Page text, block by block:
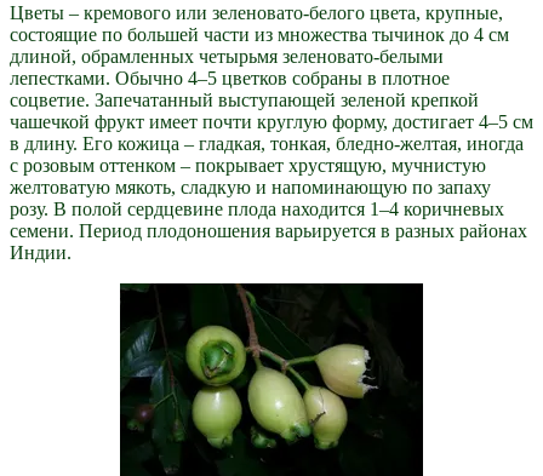
Цветы – кремового или зеленовато-белого цвета, крупные,
состоящие по большей части из множества тычинок до 4 см
длиной, обрамленных четырьмя зеленовато-белыми
лепестками. Обычно 4–5 цветков собраны в плотное
соцветие. Запечатанный выступающей зеленой крепкой
чашечкой фрукт имеет почти круглую форму, достигает 4–5 см
в длину. Его кожица – гладкая, тонкая, бледно-желтая, иногда
с розовым оттенком – покрывает хрустящую, мучнистую
желтоватую мякоть, сладкую и напоминающую по запаху
розу. В полой сердцевине плода находится 1–4 коричневых
семени. Период плодоношения варьируется в разных районах
Индии.